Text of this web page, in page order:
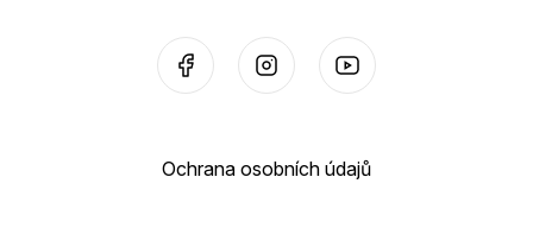
Ochrana osobních údajů